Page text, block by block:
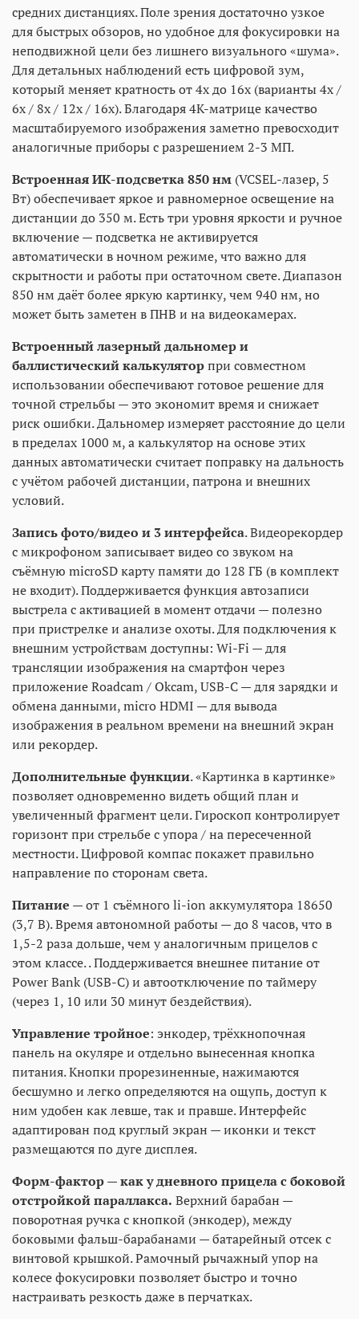
средних дистанциях. Поле зрения достаточно узкое
для быстрых обзоров, но удобное для фокусировки на
неподвижной цели без лишнего визуального «шума».
Для детальных наблюдений есть цифровой зум,
который меняет кратность от 4x до 16x (варианты 4x /
6x / 8x / 12x / 16x). Благодаря 4K-матрице качество
масштабируемого изображения заметно превосходит
аналогичные приборы с разрешением 2-3 МП.
Встроенная ИК-подсветка 850 нм (VCSEL-лазер, 5
Вт) обеспечивает яркое и равномерное освещение на
дистанции до 350 м. Есть три уровня яркости и ручное
включение — подсветка не активируется
автоматически в ночном режиме, что важно для
скрытности и работы при остаточном свете. Диапазон
850 нм даёт более яркую картинку, чем 940 нм, но
может быть заметен в ПНВ и на видеокамерах.
Встроенный лазерный дальномер и
баллистический калькуляторпри совместном
использовании обеспечивают готовое решение для
точной стрельбы — это экономит время и снижает
риск ошибки. Дальномер измеряет расстояние до цели
в пределах 1000 м, а калькулятор на основе этих
данных автоматически считает поправку на дальность
с учётом рабочей дистанции, патрона и внешних
условий.
Запись фото/видео и 3 интерфейса. Видеорекордер
с микрофоном записывает видео со звуком на
съёмную microSD карту памяти до 128 ГБ (в комплект
не входит). Поддерживается функция автозаписи
выстрела с активацией в момент отдачи — полезно
при пристрелке и анализе охоты. Для подключения к
внешним устройствам доступны: Wi-Fi — для
трансляции изображения на смартфон через
приложение Roadcam / Okcam, USB-C — для зарядки и
обмена данными, micro HDMI — для вывода
изображения в реальном времени на внешний экран
или рекордер.
Дополнительные функции. «Картинка в картинке»
позволяет одновременно видеть общий план и
увеличенный фрагмент цели. Гироскоп контролирует
горизонт при стрельбе с упора / на пересеченной
местности. Цифровой компас покажет правильно
направление по сторонам света.
Питание — от 1 съёмного li-ion аккумулятора 18650
(3,7 В). Время автономной работы — до 8 часов, что в
1,5-2 раза дольше, чем у аналогичным прицелов с
этом классе. . Поддерживается внешнее питание от
Power Bank (USB-C) и автоотключение по таймеру
(через 1, 10 или 30 минут бездействия).
Управление тройное: энкодер, трёхкнопочная
панель на окуляре и отдельно вынесенная кнопка
питания. Кнопки прорезиненные, нажимаются
бесшумно и легко определяются на ощупь, доступ к
ним удобен как левше, так и правше. Интерфейс
адаптирован под круглый экран — иконки и текст
размещаются по дуге дисплея.
Форм-фактор — как у дневного прицела с боковой
отстройкой параллакса. Верхний барабан —
поворотная ручка с кнопкой (энкодер), между
боковыми фальш-барабанами — батарейный отсек с
винтовой крышкой. Рамочный рычажный упор на
колесе фокусировки позволяет быстро и точно
настраивать резкость даже в перчатках.